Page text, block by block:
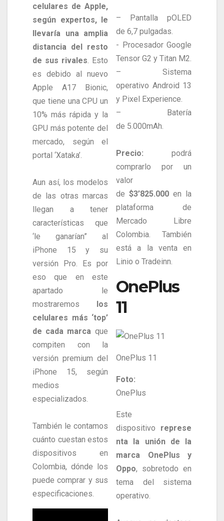
celulares de Apple,
según expertos, le
llevaría una amplia
distancia del resto
de sus rivales . Esto
es debido al nuevo
Apple A17 Bionic,
que tiene una CPU un
10% más rápida y la
GPU más potente del
mercado, según el
portal ‘Xataka’.
Aun así, los modelos
de las otras marcas
llegan a tener
características que
‘le ganarían” al
iPhone 15 y su
versión Pro. Es por
eso que en este
apartado le
mostraremos los
celulares más ‘top’
de cada marca que
compiten con la
versión premium del
iPhone 15, según
medios
especializados.
También le contamos
cuánto cuestan estos
dispositivos en
Colombia, dónde los
puede comprar y sus
especificaciones.
– Pantalla pOLED
de 6,7 pulgadas.
​- Procesador Google
Tensor G2 y Titan M2.
– Sistema
operativo Android 13
y Pixel Experience.
– Batería
de 5.000mAh.
Precio: podrá
comprarlo por un
valor
de $3’825.000 en la
plataforma de
Mercado Libre
Colombia. También
está a la venta en
Linio o Tradeinn.
OnePlus
11
OnePlus 11
Foto:
OnePlus
Este
dispositivo represe
nta la unión de la
marca OnePlus y
Oppo, sobretodo en
tema del sistema
operativo.